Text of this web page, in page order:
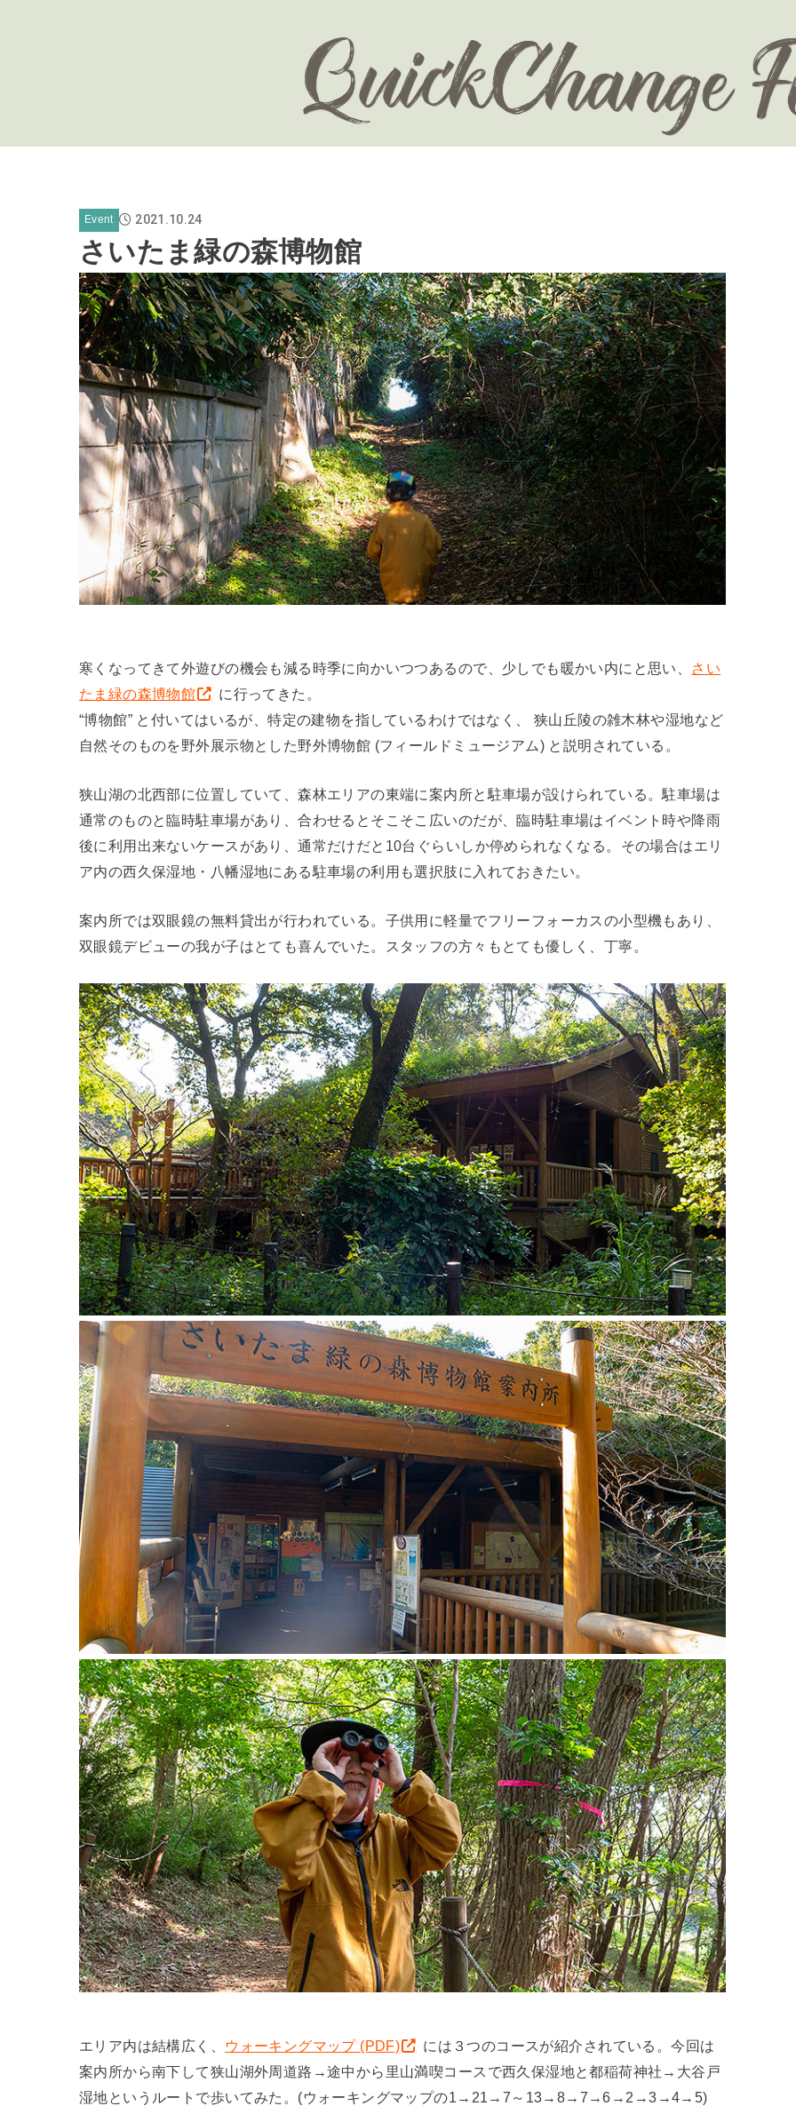
Event 2021.10.24
さいたま緑の森博物館
寒くなってきて外遊びの機会も減る時季に向かいつつあるので、少しでも暖かい内にと思い、 さい
たま緑の森博物館
に行ってきた。
“博物館” と付いてはいるが、特定の建物を指しているわけではなく、 狭山丘陵の雑木林や湿地など
自然そのものを野外展示物とした野外博物館 (フィールドミュージアム) と説明されている。
狭山湖の北西部に位置していて、森林エリアの東端に案内所と駐車場が設けられている。駐車場は
通常のものと臨時駐車場があり、合わせるとそこそこ広いのだが、臨時駐車場はイベント時や降雨
後に利用出来ないケースがあり、通常だけだと10台ぐらいしか停められなくなる。その場合はエリ
ア内の西久保湿地・八幡湿地にある駐車場の利用も選択肢に入れておきたい。
案内所では双眼鏡の無料貸出が行われている。子供用に軽量でフリーフォーカスの小型機もあり、
双眼鏡デビューの我が子はとても喜んでいた。スタッフの方々もとても優しく、丁寧。
エリア内は結構広く、 ウォーキングマップ (PDF)
には３つのコースが紹介されている。今回は
案内所から南下して狭山湖外周道路→途中から里山満喫コースで西久保湿地と都稲荷神社→大谷戸
湿地というルートで歩いてみた。(ウォーキングマップの1→21→7～13→8→7→6→2→3→4→5)